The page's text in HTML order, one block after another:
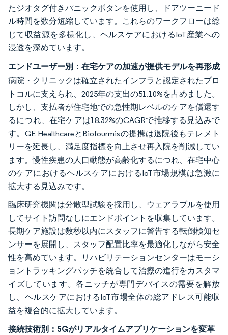
たジオタグ付きパニックボタンを使用し、ドアツーニード
ル時間を数分短縮しています。これらのワークフローは総
じて収益源を多様化し、ヘルスケアにおけるIoT産業への
浸透を深めています。
エンドユーザー別：在宅ケアの加速が提供モデルを再形成
病院・クリニックは確立されたインフラと認定されたプロ
トコルに支えられ、2025年の支出の51.10%を占めました。
しかし、支払者が住宅地での急性期レベルのケアを償還す
るにつれ、在宅ケアは18.32%のCAGRで推移する見込みで
す。GE HealthcareとBiofourmisの提携は退院後もテレメト
リーを延長し、満足度指標を向上させ再入院を削減してい
ます。慢性疾患の人口動態が高齢化するにつれ、在宅中心
のケアにおけるヘルスケアにおけるIoT市場規模は急激に
拡大する見込みです。
臨床研究機関は分散型試験を採用し、ウェアラブルを使用
してサイト訪問なしにエンドポイントを収集しています。
長期ケア施設は数秒以内にスタッフに警告する転倒検知セ
ンサーを展開し、スタッフ配置比率を最適化しながら安全
性を高めています。リハビリテーションセンターはモーシ
ョントラッキングパッチを統合して治療の進行をカスタマ
イズしています。各ニッチが専門デバイスの需要を解放
し、ヘルスケアにおけるIoT市場全体の総アドレス可能収
益を複合的に拡大しています。
接続技術別：5Gがリアルタイムアプリケーションを変革